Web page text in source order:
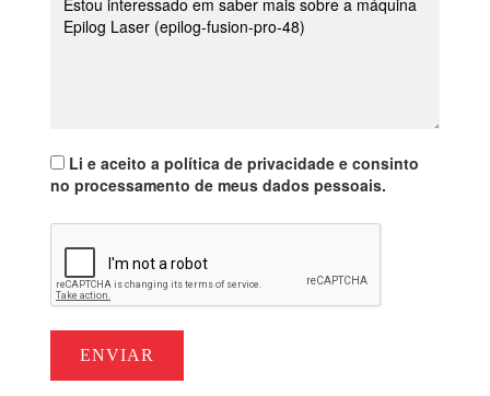
Li e aceito a política de privacidade e consinto
no processamento de meus dados pessoais.